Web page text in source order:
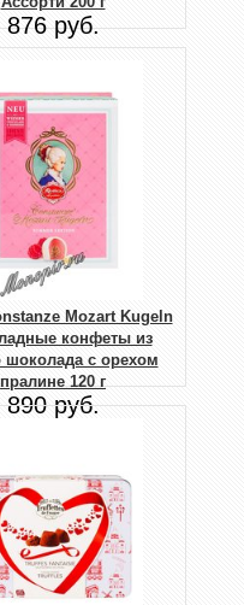
876 руб.
Mozart Kugeln
конфеты из
шоколада с орехом
пралине 120 г
890 руб.